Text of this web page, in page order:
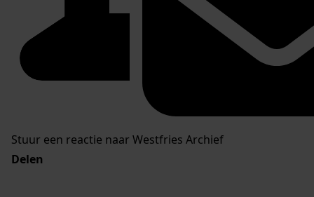
Stuur een reactie naar Westfries Archief
Delen